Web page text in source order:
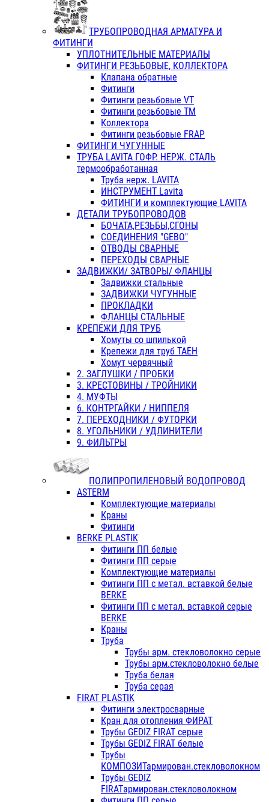
ТРУБОПРОВОДНАЯ АРМАТУРА И
ФИТИНГИ
УПЛОТНИТЕЛЬНЫЕ МАТЕРИАЛЫ
ФИТИНГИ РЕЗЬБОВЫЕ, КОЛЛЕКТОРА
Клапана обратные
Фитинги
Фитинги резьбовые VT
Фитинги резьбовые ТМ
Коллектора
Фитинги резьбовые FRAP
ФИТИНГИ ЧУГУННЫЕ
ТРУБА LAVITA ГОФР. НЕРЖ. СТАЛЬ
термообработанная
Труба нерж. LAVITA
ИНСТРУМЕНТ Lavita
ФИТИНГИ и комплектующие LAVITA
ДЕТАЛИ ТРУБОПРОВОДОВ
БОЧАТА,РЕЗЬБЫ,СГОНЫ
СОЕДИНЕНИЯ "GEBO"
ОТВОДЫ СВАРНЫЕ
ПЕРЕХОДЫ СВАРНЫЕ
ЗАДВИЖКИ/ ЗАТВОРЫ/ ФЛАНЦЫ
Задвижки стальные
ЗАДВИЖКИ ЧУГУННЫЕ
ПРОКЛАДКИ
ФЛАНЦЫ СТАЛЬНЫЕ
КРЕПЕЖИ ДЛЯ ТРУБ
Хомуты со шпилькой
Крепежи для труб ТАЕН
Хомут червячный
2. ЗАГЛУШКИ / ПРОБКИ
3. КРЕСТОВИНЫ / ТРОЙНИКИ
4. МУФТЫ
6. КОНТРГАЙКИ / НИППЕЛЯ
7. ПЕРЕХОДНИКИ / ФУТОРКИ
8. УГОЛЬНИКИ / УДЛИНИТЕЛИ
9. ФИЛЬТРЫ
ПОЛИПРОПИЛЕНОВЫЙ ВОДОПРОВОД
ASTERM
Комплектующие материалы
Краны
Фитинги
BERKE PLASTIK
Фитинги ПП белые
Фитинги ПП серые
Комплектующие материалы
Фитинги ПП с метал. вставкой белые
BERKE
Фитинги ПП с метал. вставкой серые
BERKE
Краны
Труба
Трубы арм. стекловолокно серые
Трубы арм.стекловолокно белые
Труба белая
Труба серая
FIRAT PLASTIK
Фитинги электросварные
Кран для отопления ФИРАТ
Трубы GEDIZ FIRAT серые
Трубы GEDIZ FIRAT белые
Трубы
КОМПОЗИТармирован.стекловолокном
Трубы GEDIZ
FIRATармирован.стекловолокном